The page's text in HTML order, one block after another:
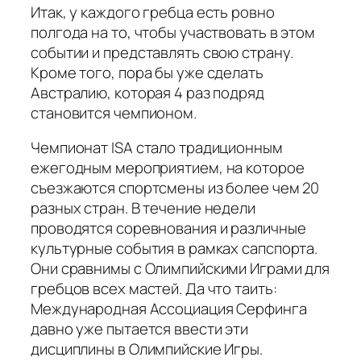
Итак, у каждого гребца есть ровно
полгода на то, чтобы участвовать в этом
событии и представлять свою страну.
Кроме того, пора бы уже сделать
Австралию, которая 4 раз подряд
становится чемпионом.
Чемпионат ISA стало традиционным
ежегодным мероприятием, на которое
съезжаются спортсмены из более чем 20
разных стран. В течение недели
проводятся соревнования и различные
культурные события в рамках сапспорта.
Они сравнимы с Олимпийскими Играми для
гребцов всех мастей. Да что таить:
Международная Ассоциация Серфинга
давно уже пытается ввести эти
дисциплины в Олимпийские Игры.